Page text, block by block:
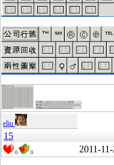
eliu
15
0 0 2011-